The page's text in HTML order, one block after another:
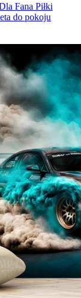
Fana Piłki
do pokoju